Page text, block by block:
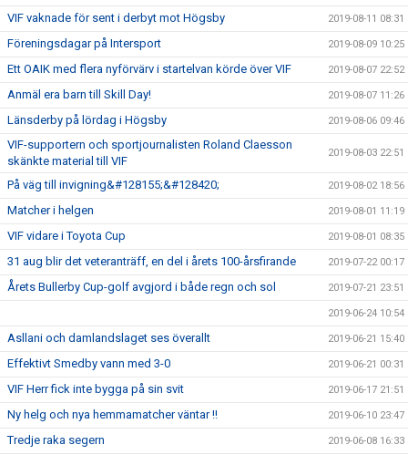
VIF vaknade för sent i derbyt mot Högsby 2019-08-11 08:31
Föreningsdagar på Intersport 2019-08-09 10:25
Ett OAIK med flera nyförvärv i startelvan körde över VIF 2019-08-07 22:52
Anmäl era barn till Skill Day! 2019-08-07 11:26
Länsderby på lördag i Högsby 2019-08-06 09:46
VIF-supportern och sportjournalisten Roland Claesson
skänkte material till VIF
2019-08-03 22:51
På väg till invigning&#128155;&#128420; 2019-08-02 18:56
Matcher i helgen 2019-08-01 11:19
VIF vidare i Toyota Cup 2019-08-01 08:35
31 aug blir det veteranträff, en del i årets 100-årsfirande 2019-07-22 00:17
Årets Bullerby Cup-golf avgjord i både regn och sol 2019-07-21 23:51
2019-06-24 10:54
Asllani och damlandslaget ses överallt 2019-06-21 15:40
Effektivt Smedby vann med 3-0 2019-06-21 00:31
VIF Herr fick inte bygga på sin svit 2019-06-17 21:51
Ny helg och nya hemmamatcher väntar !! 2019-06-10 23:47
Tredje raka segern 2019-06-08 16:33